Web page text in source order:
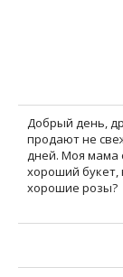
Добрый день,
продают не
дней. Моя мама
хороший букет,
хорошие розы?